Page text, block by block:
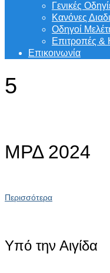
Γενικές
Κανόνες
Οδηγοί
Επιτροπές &
Επικοινωνία
5
ΜΡΔ 2024
Περισσότερα
Υπό την Αιγίδα